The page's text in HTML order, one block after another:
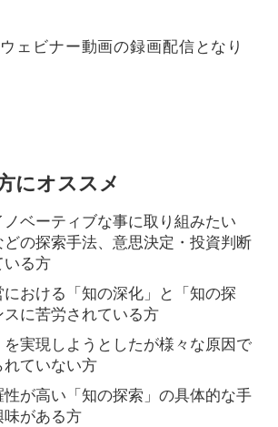
ェビナー動画の録画配信となり
にオススメ
ベーティブな事に取り組みたい
どの探索手法、意思決定・投資判断
いる方
おける「知の深化」と「知の探
に苦労されている方
を実現しようとしたが様々な原因で
ていない方
が高い「知の探索」の具体的な手
がある方